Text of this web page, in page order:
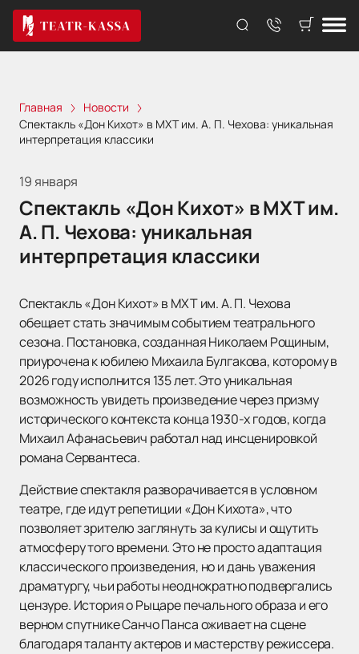
Главная
Новости
Спектакль «Дон Кихот» в МХТ им. А. П. Чехова: уникальная
интерпретация классики
19 января
Спектакль «Дон Кихот» в МХТ им.
А. П. Чехова: уникальная
интерпретация классики
Спектакль «Дон Кихот» в МХТ им. А. П. Чехова
обещает стать значимым событием театрального
сезона. Постановка, созданная Николаем Рощиным,
приурочена к юбилею Михаила Булгакова, которому в
2026 году исполнится 135 лет. Это уникальная
возможность увидеть произведение через призму
исторического контекста конца 1930-х годов, когда
Михаил Афанасьевич работал над инсценировкой
романа Сервантеса.
Действие спектакля разворачивается в условном
театре, где идут репетиции «Дон Кихота», что
позволяет зрителю заглянуть за кулисы и ощутить
атмосферу того времени. Это не просто адаптация
классического произведения, но и дань уважения
драматургу, чьи работы неоднократно подвергались
цензуре. История о Рыцаре печального образа и его
верном спутнике Санчо Панса оживает на сцене
благодаря таланту актеров и мастерству режиссера.